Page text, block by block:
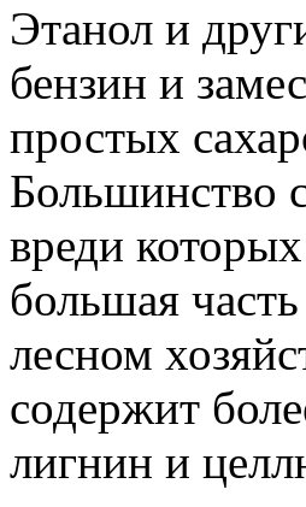
Этанол и
бензин и
простых
Большинство
вреди
большая
лесном
содержит
лигнин и